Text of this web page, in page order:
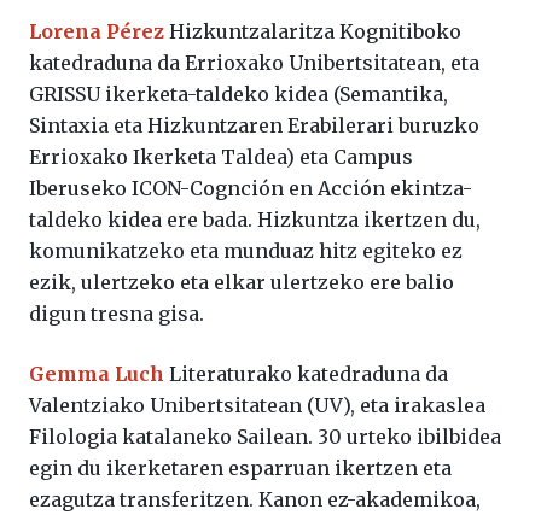
Lorena Pérez Hizkuntzalaritza Kognitiboko
katedraduna da Errioxako Unibertsitatean, eta
GRISSU ikerketa-taldeko kidea (Semantika,
Sintaxia eta Hizkuntzaren Erabilerari buruzko
Errioxako Ikerketa Taldea) eta Campus
Iberuseko ICON-Cognción en Acción ekintza-
taldeko kidea ere bada. Hizkuntza ikertzen du,
komunikatzeko eta munduaz hitz egiteko ez
ezik, ulertzeko eta elkar ulertzeko ere balio
digun tresna gisa.
Gemma Luch Literaturako katedraduna da
Valentziako Unibertsitatean (UV), eta irakaslea
Filologia katalaneko Sailean. 30 urteko ibilbidea
egin du ikerketaren esparruan ikertzen eta
ezagutza transferitzen. Kanon ez-akademikoa,